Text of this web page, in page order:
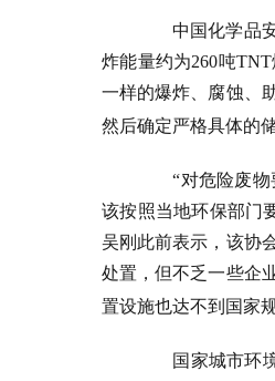
中国化学品
炸能量约为260吨TNT
一样的爆炸、腐蚀、
然后确定严格具体的
“对危险废
该按照当地环保部门
吴刚此前表示，该协
处置，但不乏一些企
置设施也达不到国家
国家城市环